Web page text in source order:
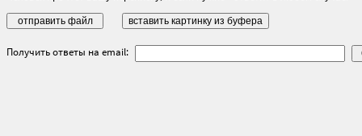
Получить ответы на email: